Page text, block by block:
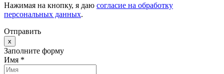
Нажимая на кнопку, я даю согласие на обработку
персональных данных.
Отправить
x
Заполните форму
Имя *